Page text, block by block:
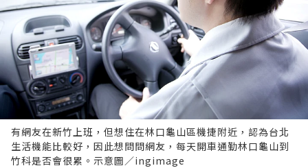
有網友在新竹上班，但想住在林口龜山區機捷附近，認為台北
生活機能比較好，因此想問問網友，每天開車通勤林口龜山到
竹科是否會很累。示意圖／ingimage